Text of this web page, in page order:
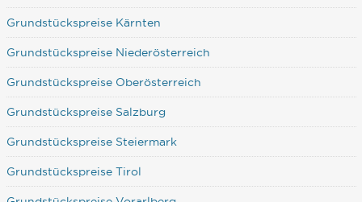
Grundstückspreise Kärnten
Grundstückspreise Niederösterreich
Grundstückspreise Oberösterreich
Grundstückspreise Salzburg
Grundstückspreise Steiermark
Grundstückspreise Tirol